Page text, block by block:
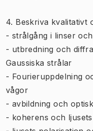
4. Beskriva kvalitativt
- strålgång i linser
- utbredning och
Gaussiska strålar
- Fourieruppdelning
vågor
- avbildning och
- koherens och